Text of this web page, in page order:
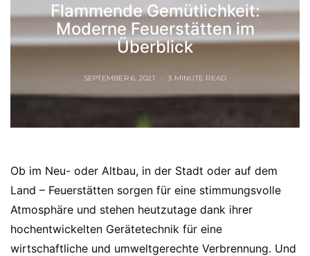
Flammende Gemütlichkeit:
Moderne Feuerstätten im
Überblick
SEPTEMBER 6, 2021 3 MINUTE READ
Ob im Neu- oder Altbau, in der Stadt oder auf dem
Land – Feuerstätten sorgen für eine stimmungsvolle
Atmosphäre und stehen heutzutage dank ihrer
hochentwickelten Gerätetechnik für eine
wirtschaftliche und umweltgerechte Verbrennung. Und